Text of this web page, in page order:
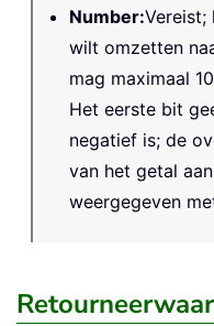
Number:Vereist;
wilt omzetten
mag maximaal
Het eerste bit
negatief is; de
van het getal
weergegeven